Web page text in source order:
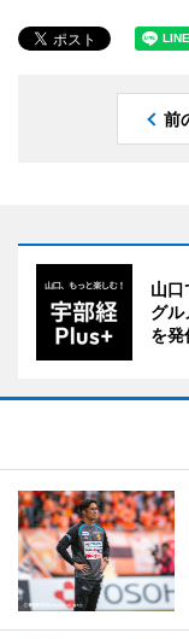
前
山口
グル
を発